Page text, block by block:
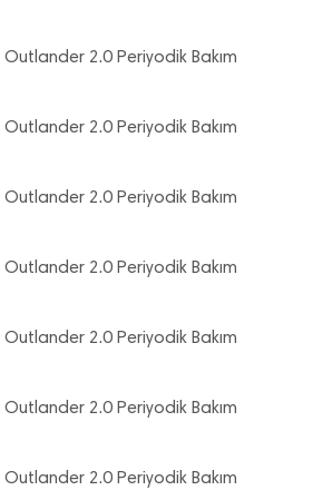
2.0 Periyodik Bakım
2.0 Periyodik Bakım
2.0 Periyodik Bakım
2.0 Periyodik Bakım
2.0 Periyodik Bakım
2.0 Periyodik Bakım
2.0 Periyodik Bakım